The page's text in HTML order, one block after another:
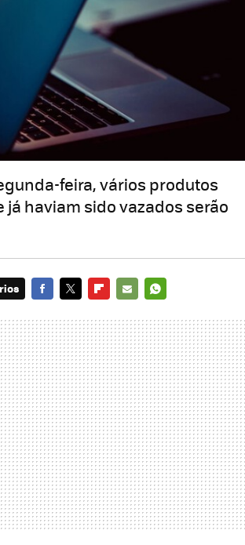
feira, vários produtos
já haviam sido vazados serão
MAIL